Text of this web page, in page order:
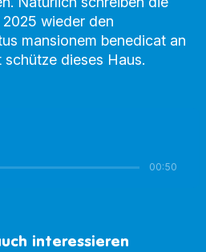
wieder den
mansionem benedicat an
dieses Haus.
00:50
interessieren